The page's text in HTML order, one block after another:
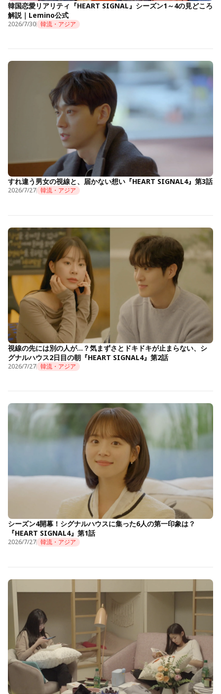
韓国恋愛リアリティ『HEART SIGNAL』シーズン1～4の見どころ
解説｜Lemino公式
2026/7/30 韓流・アジア
すれ違う男女の視線と、届かない想い『HEART SIGNAL4』第3話
2026/7/27 韓流・アジア
視線の先には別の人が…？気まずさとドキドキが止まらない、シ
グナルハウス2日目の朝『HEART SIGNAL4』第2話
2026/7/27 韓流・アジア
シーズン4開幕！シグナルハウスに集った6人の第一印象は？
『HEART SIGNAL4』第1話
2026/7/27 韓流・アジア